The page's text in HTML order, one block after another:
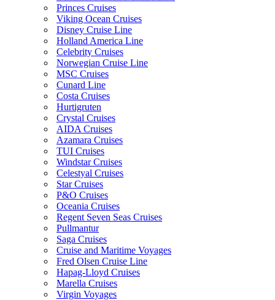
Princes Cruises
Viking Ocean Cruises
Disney Cruise Line
Holland America Line
Celebrity Cruises
Norwegian Cruise Line
MSC Cruises
Cunard Line
Costa Cruises
Hurtigruten
Crystal Cruises
AIDA Cruises
Azamara Cruises
TUI Cruises
Windstar Cruises
Celestyal Cruises
Star Cruises
P&O Cruises
Oceania Cruises
Regent Seven Seas Cruises
Pullmantur
Saga Cruises
Cruise and Maritime Voyages
Fred Olsen Cruise Line
Hapag-Lloyd Cruises
Marella Cruises
Virgin Voyages